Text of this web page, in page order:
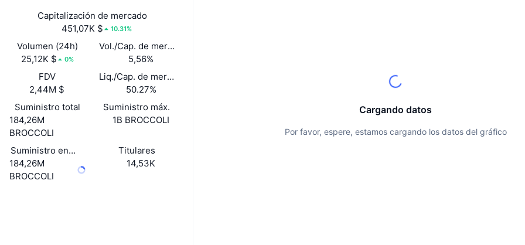
Capitalización de mercado
451,07K $
10.31%
Volumen (24h)
25,12K $
0%
Vol./Cap. de mercado (24 h)
5,56%
FDV
2,44M $
Liq./Cap. de mercado
50.27%
Suministro total
184,26M
BROCCOLI
Suministro máx.
1B BROCCOLI
Suministro en circulación
184,26M
BROCCOLI
Titulares
14,53K
Cargando datos
Por favor, espere, estamos cargando los datos del gráfico